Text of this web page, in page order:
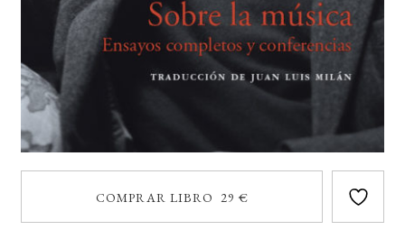
COMPRAR LIBRO 29 €